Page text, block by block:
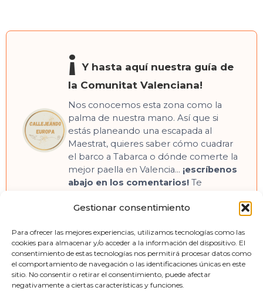
Gestionar consentimiento
Para ofrecer las mejores experiencias, utilizamos tecnologías como las
cookies para almacenar y/o acceder a la información del dispositivo. El
consentimiento de estas tecnologías nos permitirá procesar datos como
el comportamiento de navegación o las identificaciones únicas en este
sitio. No consentir o retirar el consentimiento, puede afectar
negativamente a ciertas características y funciones.
¡ Y hasta aquí nuestra guía de
la Comunitat Valenciana!
Nos conocemos esta zona como la
palma de nuestra mano. Así que si
estás planeando una escapada al
Maestrat, quieres saber cómo cuadrar
el barco a Tabarca o dónde comerte la
mejor paella en Valencia… ¡escríbenos
abajo en los comentarios! Te
ayudarte. ¡Disfruta de la terreta!